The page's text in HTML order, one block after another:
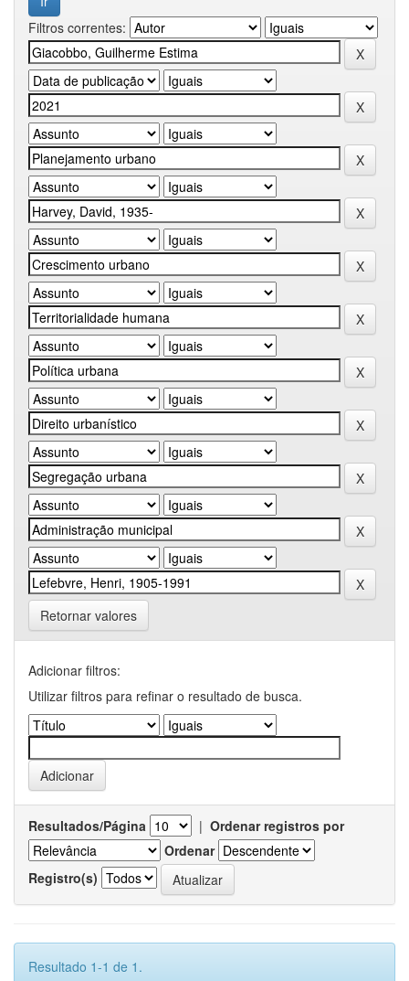
Filtros correntes:
Retornar valores
Adicionar filtros:
Utilizar filtros para refinar o resultado de busca.
Resultados/Página | Ordenar registros por
Ordenar
Registro(s)
Resultado 1-1 de 1.